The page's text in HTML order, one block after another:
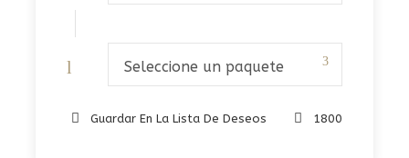
Seleccione un paquete
Guardar En La Lista De Deseos 1800